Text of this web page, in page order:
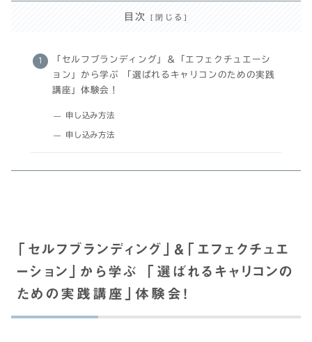
目次
「セルフブランディング」＆「エフェクチュエーシ
ョン」から学ぶ 「選ばれるキャリコンのための実践
講座」体験会！
申し込み方法
申し込み方法
「セルフブランディング」＆「エフェクチュエ
ーション」から学ぶ 「選ばれるキャリコンの
ための実践講座」体験会！